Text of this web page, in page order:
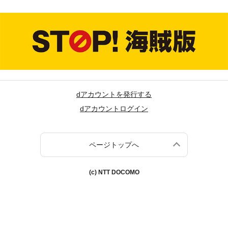
dアカウントを発行する
dアカウントログイン
ページトップへ
(c) NTT DOCOMO